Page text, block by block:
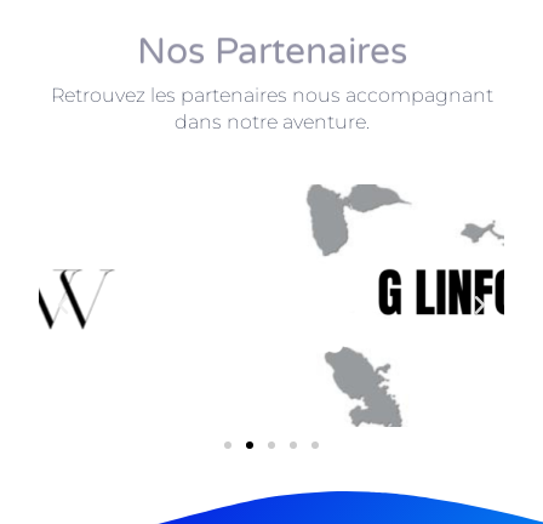
Nos Partenaires
Retrouvez les partenaires nous accompagnant
dans notre aventure.